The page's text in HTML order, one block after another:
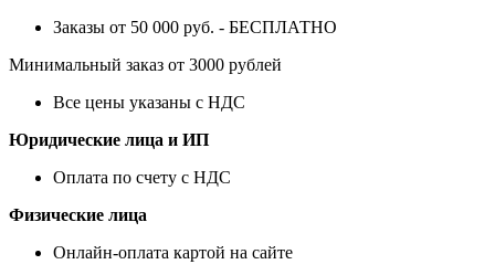
Заказы от 50 000 руб. - БЕСПЛАТНО
Минимальный заказ от 3000 рублей
Все цены указаны с НДС
Юридические лица и ИП
Оплата по счету с НДС
Физические лица
Онлайн-оплата картой на сайте